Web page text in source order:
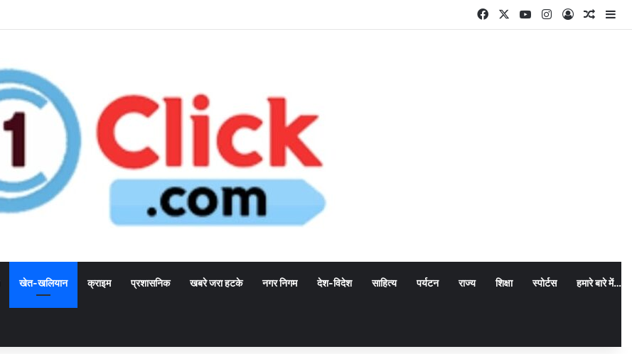
FacebookYouTubeInstagram
Log In
खेत-खलियान क्राइम प्रशासनिक खबरे जरा हटके नगर निगम देश-विदेश साहित्य पर्यटन राज्य शिक्षा स्पोर्टस हमारे बारे में…